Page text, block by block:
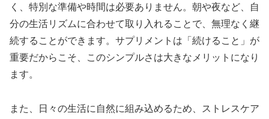
く、特別な準備や時間は必要ありません。朝や夜など、自
分の生活リズムに合わせて取り入れることで、無理なく継
続することができます。サプリメントは「続けること」が
重要だからこそ、このシンプルさは大きなメリットになり
ます。
また、日々の生活に自然に組み込めるため、ストレスケア